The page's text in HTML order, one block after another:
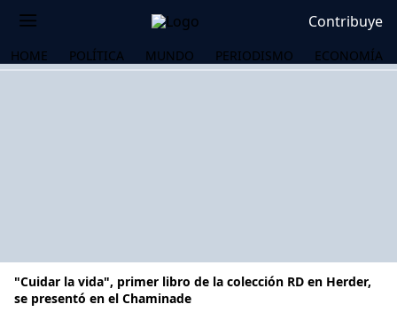
Contribuye
HOME POLÍTICA MUNDO PERIODISMO ECONOMÍA
"Cuidar la vida", primer libro de la colección RD en Herder,
se presentó en el Chaminade